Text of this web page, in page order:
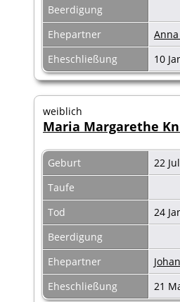
Beerdigung
Ehepartner
Eheschließung
10
weiblich
Maria Margarethe
Geburt 22
Taufe
Tod
24
Beerdigung
Ehepartner
Eheschließung
21